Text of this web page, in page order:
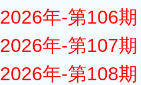
2026年-第106
2026年-第107
2026年-第108